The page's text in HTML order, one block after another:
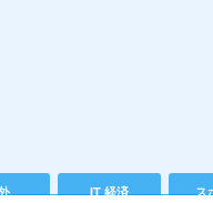
IT 経済 ス